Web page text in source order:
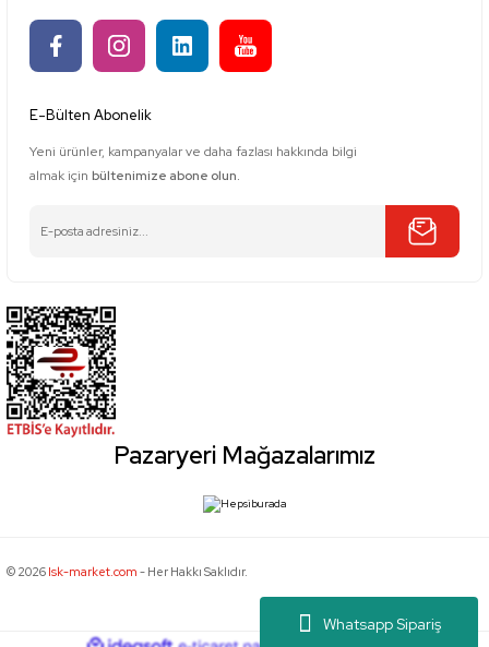
Whatsapp Sipariş
E-Bülten Abonelik
Yeni ürünler, kampanyalar ve daha fazlası hakkında bilgi
almak için bültenimize abone olun.
Pazaryeri Mağazalarımız
© 2026 Isk-market.com - Her Hakkı Saklıdır.